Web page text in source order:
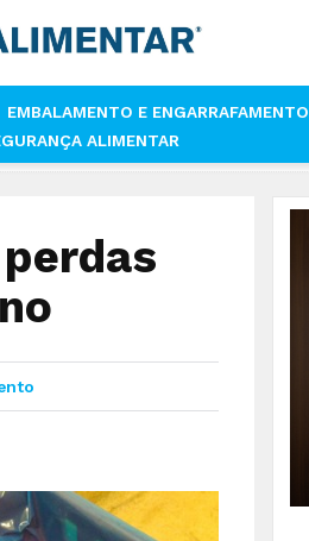
EMBALAMENTO E ENGARRAFAMENTO
ALIMENTAR
DE ÁGUA EM CARCAÇAS DE SUÍNO